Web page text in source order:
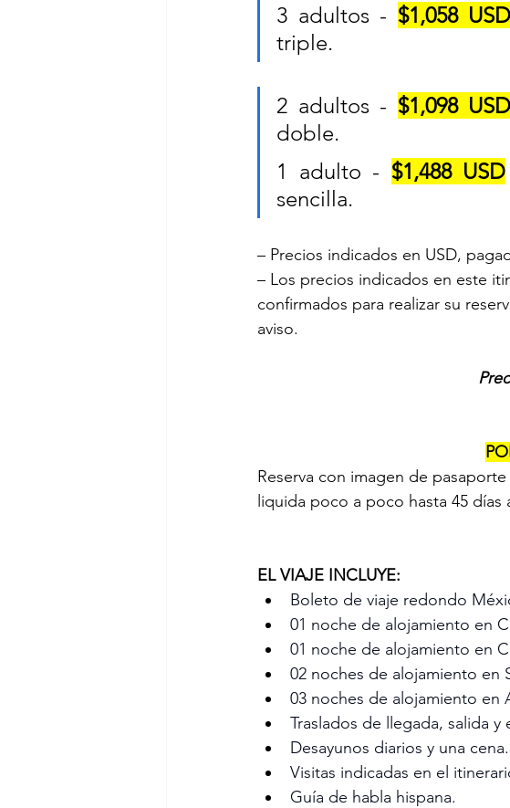
3 adultos - $1,058 USD
triple.
2 adultos - $1,098 USD
doble.
1 adulto - $1,488 USD
sencilla.
– Precios indicados en USD,
– Los precios indicados en este
confirmados para realizar su
aviso.
Reserva con imagen de
liquida poco a poco hasta 45 días
EL VIAJE INCLUYE:
Boleto de viaje redondo
01 noche de alojamiento en
01 noche de alojamiento en
02 noches de alojamiento en
03 noches de alojamiento en
Traslados de llegada, salida y
Desayunos diarios y una cena.
Visitas indicadas en el
Guía de habla hispana.